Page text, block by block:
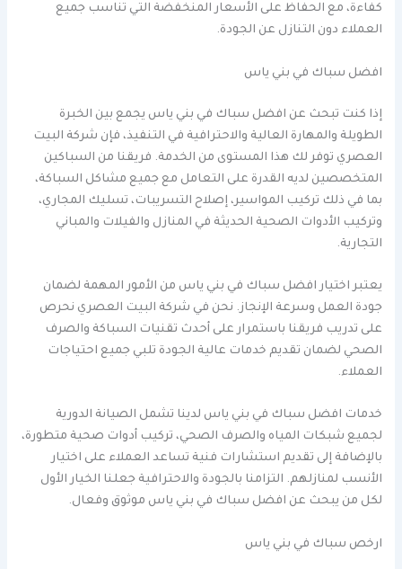
كفاءة، مع الحفاظ على الأسعار المنخفضة التي تناسب جميع
العملاء دون التنازل عن الجودة.
افضل سباك في بني ياس
إذا كنت تبحث عن افضل سباك في بني ياس يجمع بين الخبرة
الطويلة والمهارة العالية والاحترافية في التنفيذ، فإن شركة البيت
العصري توفر لك هذا المستوى من الخدمة. فريقنا من السباكين
المتخصصين لديه القدرة على التعامل مع جميع مشاكل السباكة،
بما في ذلك تركيب المواسير، إصلاح التسريبات، تسليك المجاري،
وتركيب الأدوات الصحية الحديثة في المنازل والفيلات والمباني
التجارية.
يعتبر اختيار افضل سباك في بني ياس من الأمور المهمة لضمان
جودة العمل وسرعة الإنجاز. نحن في شركة البيت العصري نحرص
على تدريب فريقنا باستمرار على أحدث تقنيات السباكة والصرف
الصحي لضمان تقديم خدمات عالية الجودة تلبي جميع احتياجات
العملاء.
خدمات افضل سباك في بني ياس لدينا تشمل الصيانة الدورية
لجميع شبكات المياه والصرف الصحي، تركيب أدوات صحية متطورة،
بالإضافة إلى تقديم استشارات فنية تساعد العملاء على اختيار
الأنسب لمنازلهم. التزامنا بالجودة والاحترافية جعلنا الخيار الأول
لكل من يبحث عن افضل سباك في بني ياس موثوق وفعال.
ارخص سباك في بني ياس